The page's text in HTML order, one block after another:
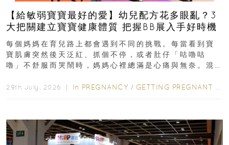
【給敏弱寶寶最好的愛】幼兒配方花多眼亂？3
大把關建立寶寶健康體質 把握BB展入手好時機
每個媽媽在育兒路上都會遇到不同的挑戰。每當看到寶
寶肌膚突然後天泛紅、抓個不停，或者肚仔「咕嚕咕
嚕」不舒服而哭鬧時，媽媽心裡總滿是心痛與無奈。混
29th July, 2026 ｜ In PREGNANCY / GETTING PREGNANT